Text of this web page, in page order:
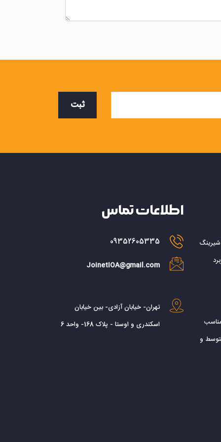
ثبت
و
اطلاعات تماس
09352605335
JoinetIOA@gmail.com
تهران- خیابان آزادی- بین خیابان
اسکندری و اوستا - پلاک 168- واحد 6